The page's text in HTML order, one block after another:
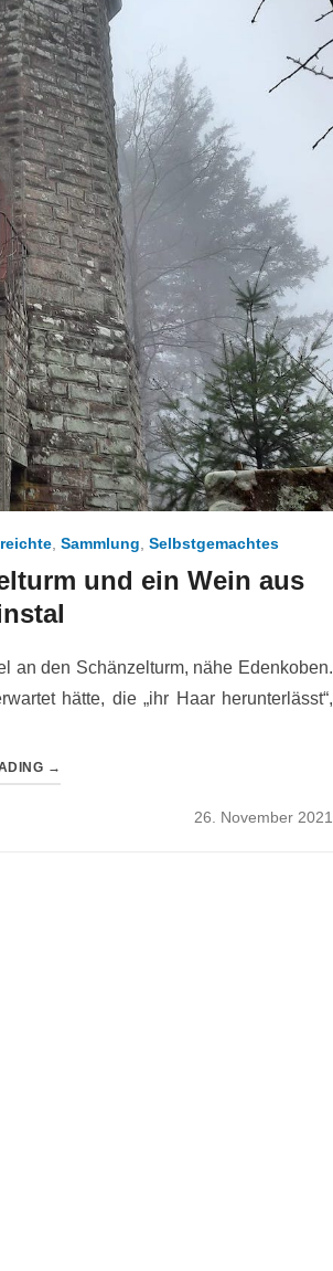
, Sammlung Selbstgemachtes
und ein Wein aus
an den Schänzelturm, nähe Edenkoben.
hätte, die „ihr Haar herunterlässt“,
→
Posted
26. November 2021